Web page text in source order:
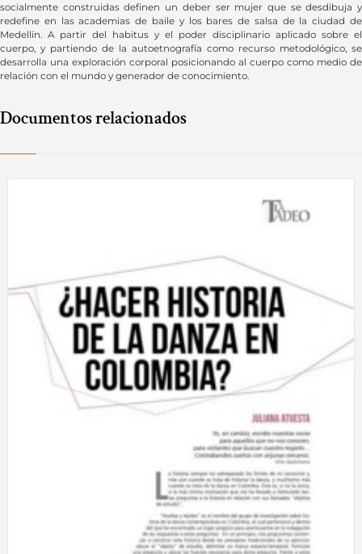
socialmente construidas definen un deber ser mujer que se desdibuja y
redefine en las academias de baile y los bares de salsa de la ciudad de
Medellín. A partir del habitus y el poder disciplinario aplicado sobre el
cuerpo, y partiendo de la autoetnografía como recurso metodológico, se
desarrolla una exploración corporal posicionando al cuerpo como medio de
relación con el mundo y generador de conocimiento.
Documentos relacionados